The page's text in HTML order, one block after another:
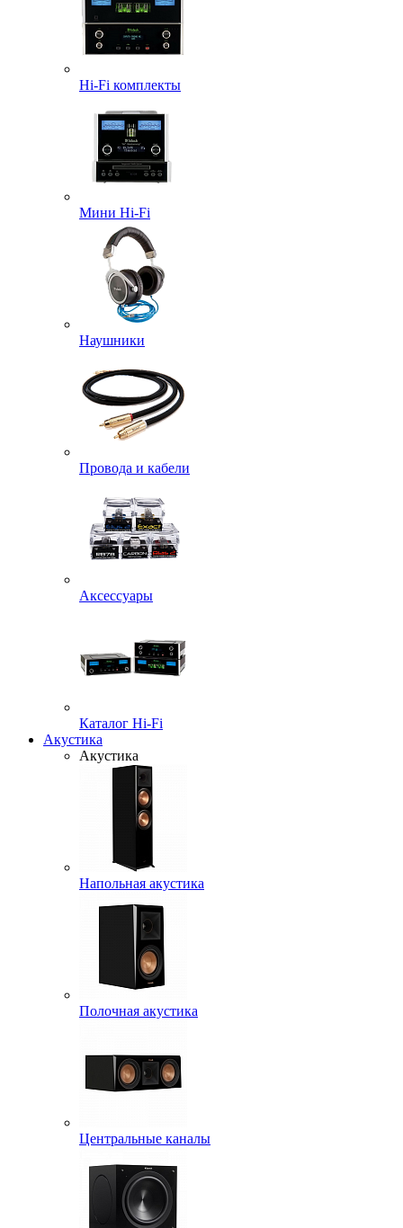
Hi-Fi комплекты
Мини Hi-Fi
Наушники
Провода и кабели
Аксессуары
Каталог Hi-Fi
Акустика
Акустика
Напольная акустика
Полочная акустика
Центральные каналы